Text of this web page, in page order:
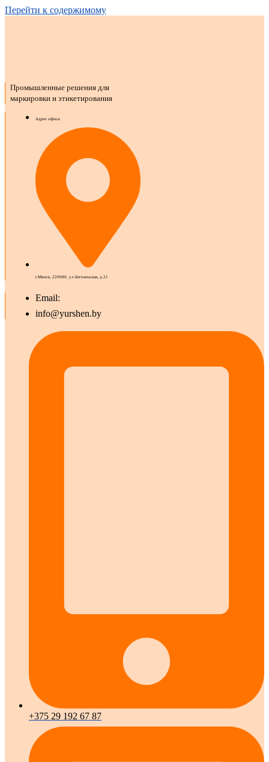
Перейти к содержимому
Промышленные решения для
маркировки и этикетирования
Адрес офиса:
г.Минск, 220080, ул.Бегомльская, д.21
Email:
info@yurshen.by
+375 29 192 67 87